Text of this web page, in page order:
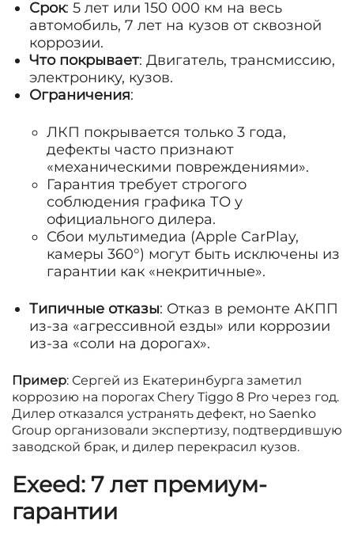
Срок: 5 лет или 150 000 км на весь
автомобиль, 7 лет на кузов от сквозной
коррозии.
Что покрывает: Двигатель, трансмиссию,
электронику, кузов.
Ограничения:
ЛКП покрывается только 3 года,
дефекты часто признают
«механическими повреждениями».
Гарантия требует строгого
соблюдения графика ТО у
официального дилера.
Сбои мультимедиа (Apple CarPlay,
камеры 360°) могут быть исключены из
гарантии как «некритичные».
Типичные отказы: Отказ в ремонте АКПП
из-за «агрессивной езды» или коррозии
из-за «соли на дорогах».
Пример: Сергей из Екатеринбурга заметил
коррозию на порогах Chery Tiggo 8 Pro через год.
Дилер отказался устранять дефект, но Saenko
Group организовали экспертизу, подтвердившую
заводской брак, и дилер перекрасил кузов.
Exeed: 7 лет премиум-
гарантии